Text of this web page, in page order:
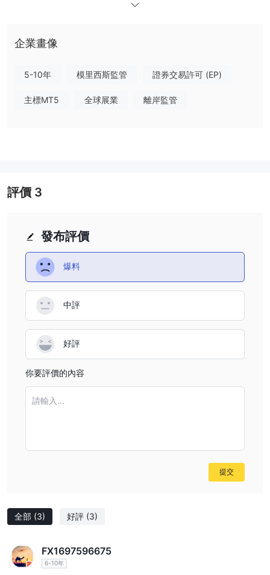
上交易什麼？
戶。
企業畫像
5-10年 模里西斯監管 證券交易許可 (EP)
主標MT5 全球展業 離岸監管
全部 (3) 好評 (3)
FX1697596675
6-10年
發布評價
爆料
中評
好評
你要評價的內容
請輸入...
提交
評價 3